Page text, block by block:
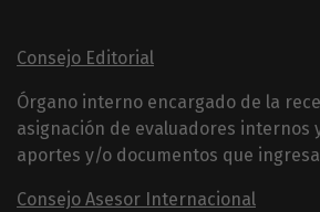
Consejo Editorial
Órgano interno encargado de la
asignación de evaluadores internos
aportes y/o documentos que
Consejo Asesor Internacional